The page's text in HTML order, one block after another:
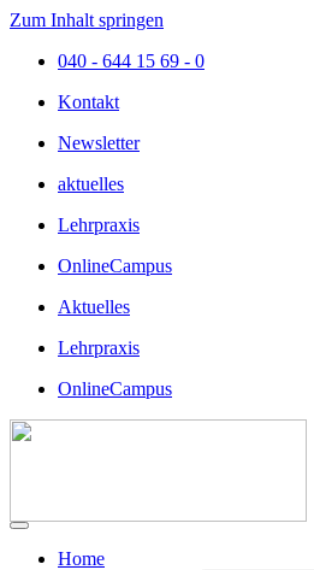
Zum Inhalt springen
040 - 644 15 69 - 0
Kontakt
Newsletter
aktuelles
Lehrpraxis
OnlineCampus
Aktuelles
Lehrpraxis
OnlineCampus
Home